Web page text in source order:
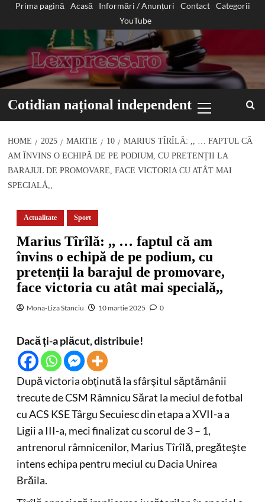
Prima pagină Acasă Informări / Anunțuri Contact
Categorii
YouTube
Cotidian național independent
Menu
HOME 2025 MARTIE 10
MARIUS TÎRÎLĂ: ,, … FAPTUL CĂ
AM ÎNVINS O ECHIPĂ DE PE PODIUM, CU PRETENȚII LA
BARAJUL DE PROMOVARE, FACE VICTORIA CU ATÂT MAI
SPECIALĂ,,
Actualitate Sport
Marius Tîrîlă: ,, … faptul că am
învins o echipă de pe podium, cu
pretenții la barajul de promovare,
face victoria cu atât mai specială,,
Mona-Liza Stanciu 10 martie 2025 0
Dacă ți-a plăcut, distribuie!
După victoria obţinută la sfârşitul săptămânii
trecute de CSM Râmnicu Sărat la meciul de fotbal
cu ACS KSE Târgu Secuiesc din etapa a XVII-a a
Ligii a III-a, meci finalizat cu scorul de 3 – 1,
antrenorul râmnicenilor, Marius Tîrîlă, pregăteşte
intens echipa pentru meciul cu Dacia Unirea
Brăila.